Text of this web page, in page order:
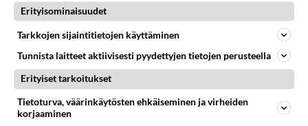
Luetuimmat: Aarne Pelkonen
yhdessä - Tätä moni jo odotti
Danny, 83, teki yllättävän
teon - Missä on 25-vuotias
Erityisominaisuudet
Tarkkojen sijaintitietojen käyttäminen
Tunnista laitteet aktiivisesti pyydettyjen tietojen perusteella
Erityiset tarkoitukset
Tietoturva, väärinkäytösten ehkäiseminen ja virheiden
korjaaminen